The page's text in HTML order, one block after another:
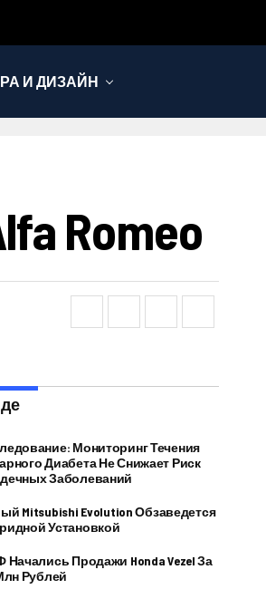
И ДИЗАЙН
Romeo
Мониторинг Течения
Диабета Не Снижает Риск
Заболеваний
Mitsubishi Evolution Обзаведется
Установкой
Начались Продажи Honda Vezel За
Рублей